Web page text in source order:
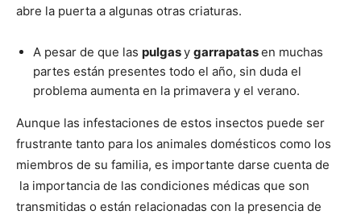
Razas
Gatos
abre la puerta a algunas otras criaturas.
A pesar de que las pulgasy garrapatasen muchas
partes están presentes todo el año, sin duda el
problema aumenta en la primavera y el verano.
Aunque las infestaciones de estos insectos puede ser
frustrante tanto para los animales domésticos como los
miembros de su familia, es importante darse cuenta de
la importancia de las condiciones médicas que son
transmitidas o están relacionadas con la presencia de